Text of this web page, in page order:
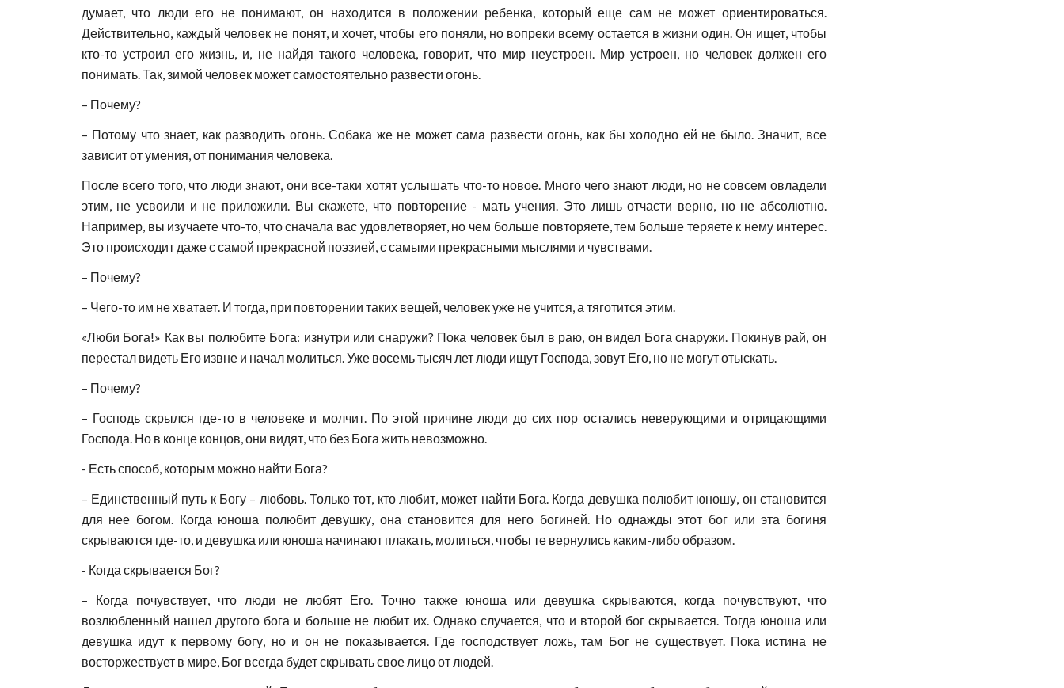
думает, что люди его не понимают, он находится в положении ребенка, который еще сам не может ориентироваться.
Действительно, каждый человек не понят, и хочет, чтобы его поняли, но вопреки всему остается в жизни один. Он ищет, чтобы
кто-то устроил его жизнь, и, не найдя такого человека, говорит, что мир неустроен. Мир устроен, но человек должен его
понимать. Так, зимой человек может самостоятельно развести огонь.
– Почему?
– Потому что знает, как разводить огонь. Собака же не может сама развести огонь, как бы холодно ей не было. Значит, все
зависит от умения, от понимания человека.
После всего того, что люди знают, они все-таки хотят услышать что-то новое. Много чего знают люди, но не совсем овладели
этим, не усвоили и не приложили. Вы скажете, что повторение - мать учения. Это лишь отчасти верно, но не абсолютно.
Например, вы изучаете что-то, что сначала вас удовлетворяет, но чем больше повторяете, тем больше теряете к нему интерес.
Это происходит даже с самой прекрасной поэзией, с самыми прекрасными мыслями и чувствами.
– Почему?
– Чего-то им не хватает. И тогда, при повторении таких вещей, человек уже не учится, а тяготится этим.
«Люби Бога!» Как вы полюбите Бога: изнутри или снаружи? Пока человек был в раю, он видел Бога снаружи. Покинув рай, он
перестал видеть Его извне и начал молиться. Уже восемь тысяч лет люди ищут Господа, зовут Его, но не могут отыскать.
– Почему?
– Господь скрылся где-то в человеке и молчит. По этой причине люди до сих пор остались неверующими и отрицающими
Господа. Но в конце концов, они видят, что без Бога жить невозможно.
- Есть способ, которым можно найти Бога?
– Единственный путь к Богу – любовь. Только тот, кто любит, может найти Бога. Когда девушка полюбит юношу, он становится
для нее богом. Когда юноша полюбит девушку, она становится для него богиней. Но однажды этот бог или эта богиня
скрываются где-то, и девушка или юноша начинают плакать, молиться, чтобы те вернулись каким-либо образом.
- Когда скрывается Бог?
– Когда почувствует, что люди не любят Его. Точно также юноша или девушка скрываются, когда почувствуют, что
возлюбленный нашел другого бога и больше не любит их. Однако случается, что и второй бог скрывается. Тогда юноша или
девушка идут к первому богу, но и он не показывается. Где господствует ложь, там Бог не существует. Пока истина не
восторжествует в мире, Бог всегда будет скрывать свое лицо от людей.